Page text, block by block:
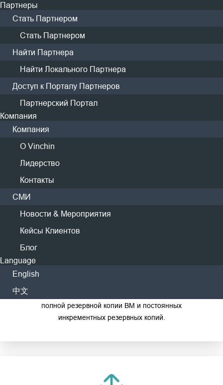
Партнеры
Стать Партнером
Стать Партнером
Найти Партнера
Найти Локального Партнера
Доступ к Порталу Партнеров
Партнерский Портал
Компания
Компания
О Vinchin
Лидерство
Контакты
СМИ
Новости & Мероприятия
Кейсы Клиентов
Блог
Language
English
中文
машины через единую панель, даже в гибридной
Ключевые особенности
Бессрочное инкрементное резервное
и места в хранилище с помощью одной начальной
полной резервной копии ВМ и постоянных
инкрементных резервных копий.